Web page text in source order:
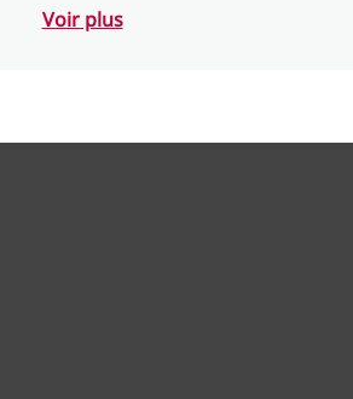
Voir plus